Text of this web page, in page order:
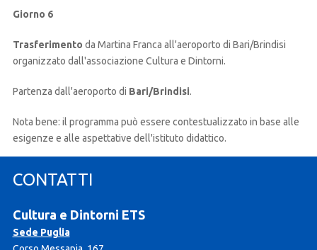
Giorno 6
Trasferimento da Martina Franca all'aeroporto di Bari/Brindisi
organizzato dall'associazione Cultura e Dintorni.
Partenza dall'aeroporto di Bari/Brindisi.
Nota bene: il programma può essere contestualizzato in base alle
esigenze e alle aspettative dell'istituto didattico.
CONTATTI
Cultura e Dintorni ETS
Sede Puglia